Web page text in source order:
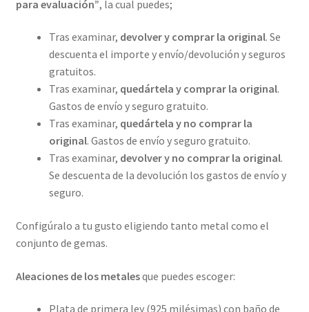
para evaluación”, la cual puedes;
Tras examinar, devolver y comprar la original. Se
descuenta el importe y envío/devolución y seguros
gratuitos.
Tras examinar, quedártela y comprar la original.
Gastos de envío y seguro gratuito.
Tras examinar, quedártela y no comprar la
original. Gastos de envío y seguro gratuito.
Tras examinar, devolver y no comprar la original.
Se descuenta de la devolución los gastos de envío y
seguro.
Configúralo a tu gusto eligiendo tanto metal como el
conjunto de gemas.
Aleaciones de los metalesque puedes escoger:
Plata de primera ley (925 milésimas) con baño de